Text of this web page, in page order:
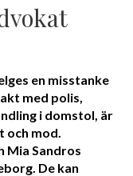
en misstanke
med polis,
i domstol, är
mod.
Mia Sandros
De kan